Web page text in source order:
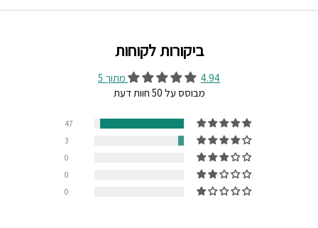
ביקורות לקוחות
4.94 מתוך 5
מבוסס על 50 חוות דעת
47
3
0
0
0